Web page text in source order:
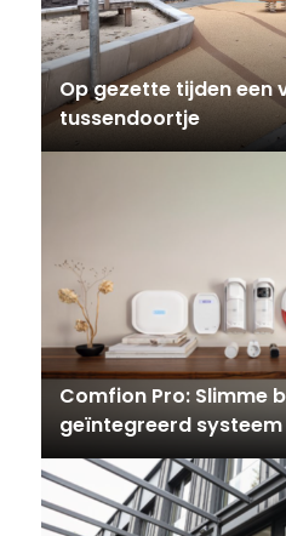
Op gezette tijden een
tussendoortje
Comfion Pro: Slimme
geïntegreerd systeem